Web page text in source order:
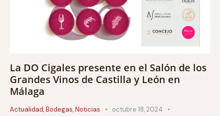
La DO Cigales presente en el Salón de los
Grandes Vinos de Castilla y León en
Málaga
Actualidad,Bodegas,Noticias
octubre 18, 2024